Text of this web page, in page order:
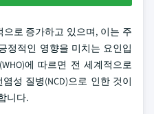
로 증가하고 있으며, 이는 주
정적인 영향을 미치는 요인입
에 따르면 전 세계적으로
성 질병(NCD)으로 인한 것이
니다.